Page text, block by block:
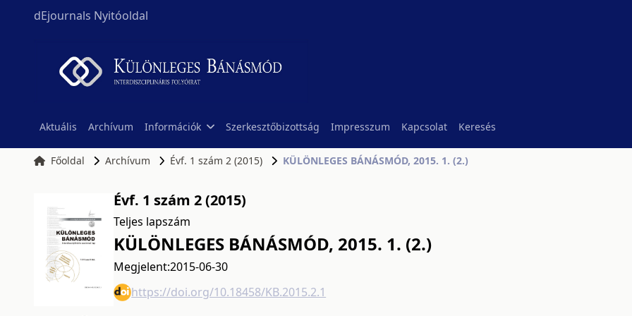
dEjournals Nyitóoldal
Aktuális Archívum Információk Szerkesztőbizottság Impresszum Kapcsolat Keresés
Főoldal Archívum Évf. 1 szám 2 (2015) KÜLÖNLEGES BÁNÁSMÓD, 2015. 1. (2.)
Évf. 1 szám 2 (2015)
Teljes lapszám
KÜLÖNLEGES BÁNÁSMÓD, 2015. 1. (2.)
Megjelent:2015-06-30
https://doi.org/10.18458/KB.2015.2.1